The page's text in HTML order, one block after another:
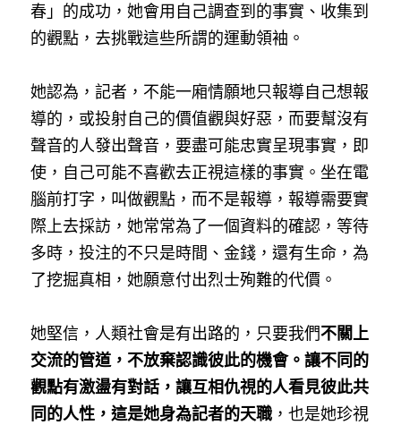
春」的成功，她會用自己調查到的事實、收集到
的觀點，去挑戰這些所謂的運動領袖。
她認為，記者，不能一廂情願地只報導自己想報
導的，或投射自己的價值觀與好惡，而要幫沒有
聲音的人發出聲音，要盡可能忠實呈現事實，即
使，自己可能不喜歡去正視這樣的事實。坐在電
腦前打字，叫做觀點，而不是報導，報導需要實
際上去採訪，她常常為了一個資料的確認，等待
多時，投注的不只是時間、金錢，還有生命，為
了挖掘真相，她願意付出烈士殉難的代價。
她堅信，人類社會是有出路的，只要我們不關上
交流的管道，不放棄認識彼此的機會。讓不同的
觀點有激盪有對話，讓互相仇視的人看見彼此共
同的人性，這是她身為記者的天職 ，也是她珍視